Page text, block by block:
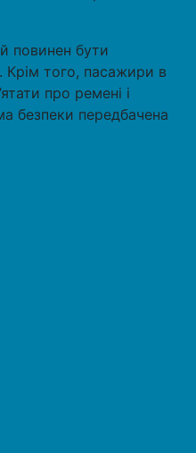
повинен бути
Крім того, пасажири в
про ремені і
безпеки передбачена